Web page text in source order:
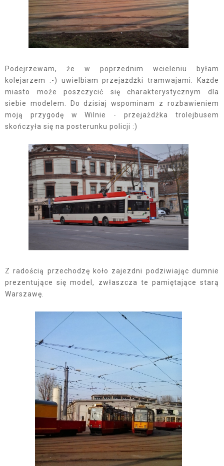
Podejrzewam, że w poprzednim wcieleniu byłam
kolejarzem :-) uwielbiam przejażdżki tramwajami. Każde
miasto może poszczycić się charakterystycznym dla
siebie modelem. Do dzisiaj wspominam z rozbawieniem
moją przygodę w Wilnie - przejażdżka trolejbusem
skończyła się na posterunku policji :)
Z radością przechodzę koło zajezdni podziwiając dumnie
prezentujące się model, zwłaszcza te pamiętające starą
Warszawę.